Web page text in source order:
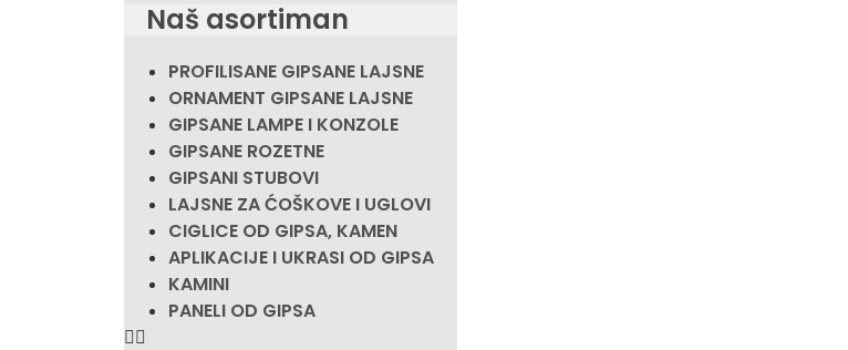
Naš asortiman
PROFILISANE GIPSANE LAJSNE
ORNAMENT GIPSANE LAJSNE
GIPSANE LAMPE I KONZOLE
GIPSANE ROZETNE
GIPSANI STUBOVI
LAJSNE ZA ĆOŠKOVE I UGLOVI
CIGLICE OD GIPSA, KAMEN
APLIKACIJE I UKRASI OD GIPSA
KAMINI
PANELI OD GIPSA